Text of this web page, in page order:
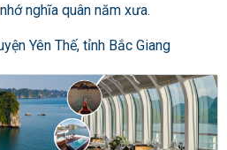
nghĩa quân năm xưa.
Yên Thế, tỉnh Bắc Giang